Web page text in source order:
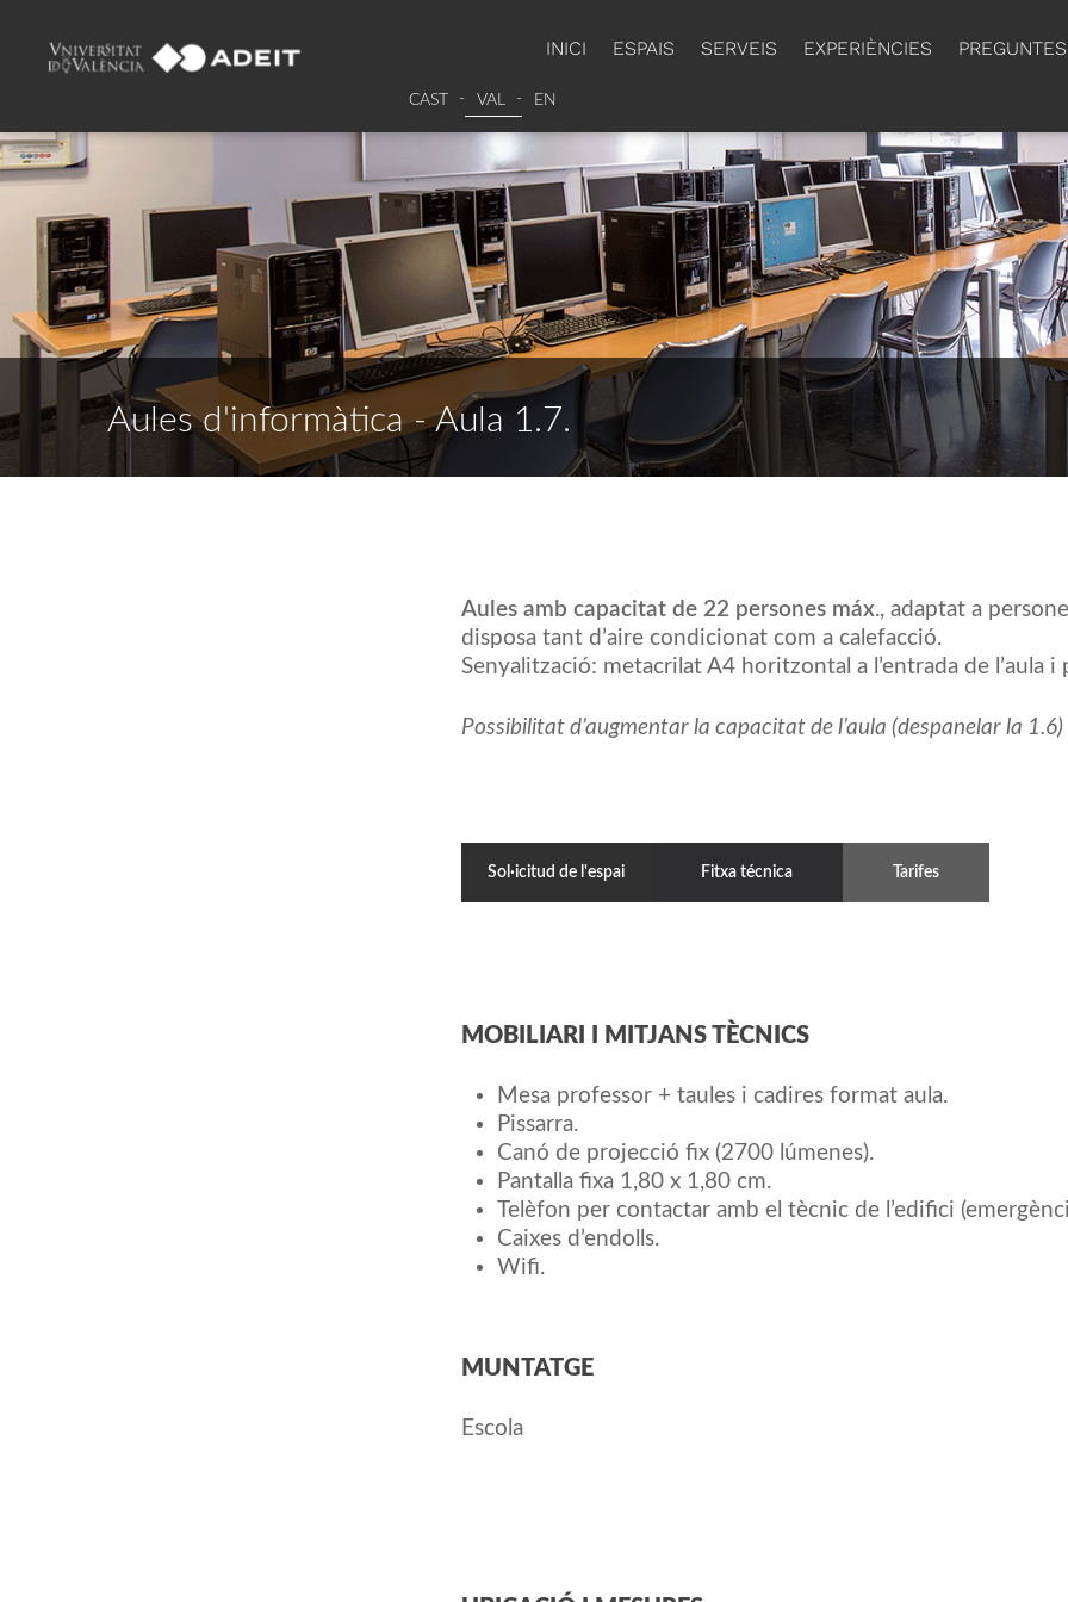
INICI ESPAIS SERVEIS EXPERIÈNCIES
CAST VAL EN
Aules d'informàtica - Aula 1.7.
Aules amb capacitat de 22 persones máx., adaptat a
disposa tant d’aire condicionat com a calefacció.
Senyalització: metacrilat A4 horitzontal a l’entrada de l’aula i
Possibilitat d’augmentar la capacitat de l’aula (despanelar la 1.6)
Sol·icitud de l'espai Fitxa técnica Tarifes
MOBILIARI I MITJANS TÈCNICS
Mesa professor + taules i cadires format aula.
Pissarra.
Canó de projecció fix (2700 lúmenes).
Pantalla fixa 1,80 x 1,80 cm.
Telèfon per contactar amb el tècnic de l’edifici
Caixes d’endolls.
Wifi.
MUNTATGE
Escola